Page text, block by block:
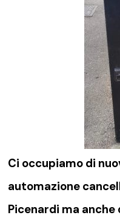
Ci occupiamo di
automazione
Picenardi ma